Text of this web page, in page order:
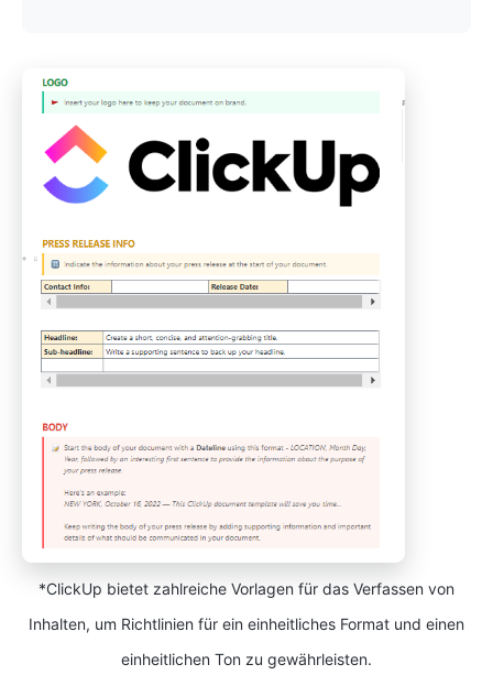
*ClickUp bietet zahlreiche Vorlagen für das Verfassen von
Inhalten, um Richtlinien für ein einheitliches Format und einen
einheitlichen Ton zu gewährleisten.